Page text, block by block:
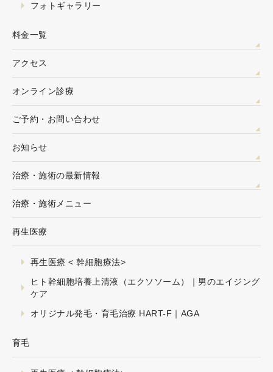
フォトギャラリー
料金一覧
アクセス
オンライン診療
ご予約・お問い合わせ
お知らせ
治療・施術の最新情報
治療・施術メニュー
再生医療
再生医療 < 幹細胞療法>
ヒト幹細胞培養上清液（エクソソーム）｜男のエイジング
ケア
オリジナル発毛・育毛治療 HART-F｜AGA
育毛